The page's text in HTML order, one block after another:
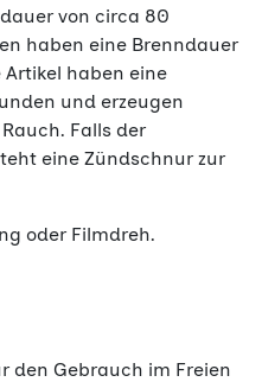
von circa 80
haben eine Brenndauer
Artikel haben eine
und erzeugen
Falls der
eine Zündschnur zur
oder Filmdreh.
den Gebrauch im Freien